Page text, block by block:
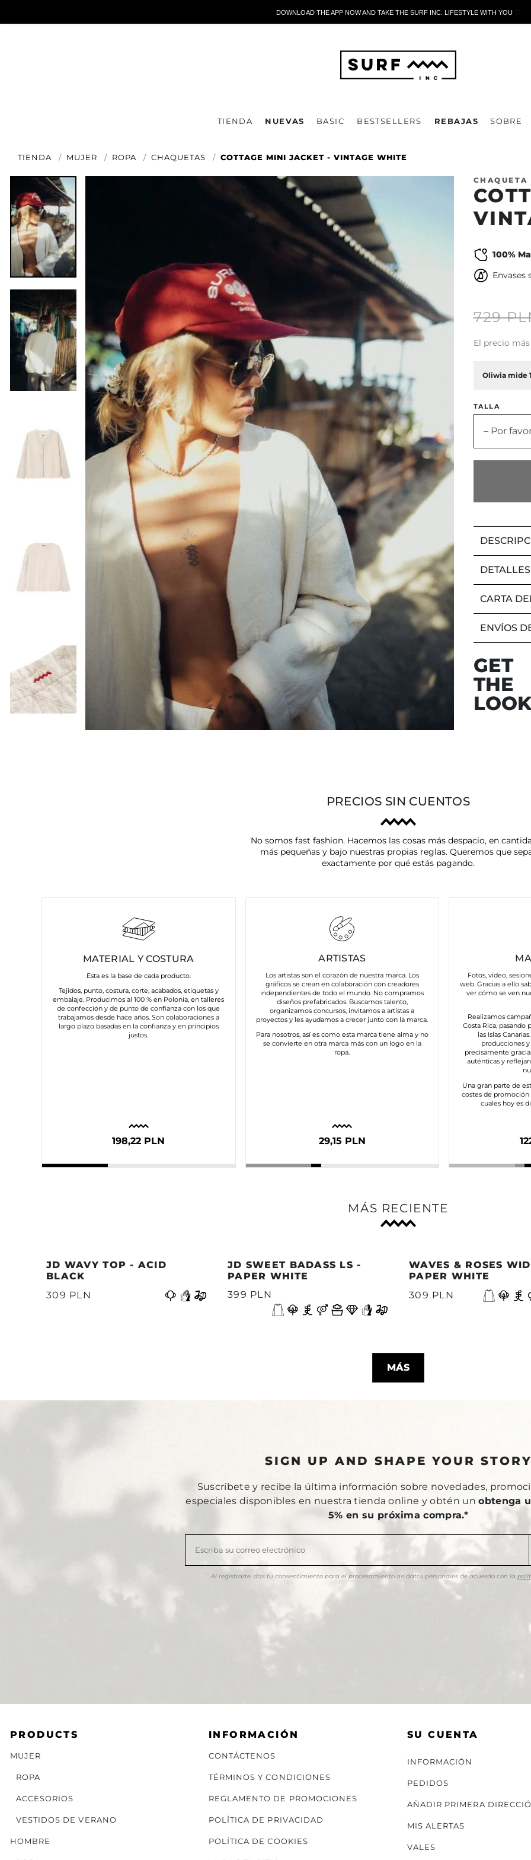
DOWNLOAD THE APP NOW AND TAKE THE SURF INC. LIFESTYLE WITH YOU🤍
TIENDA NUEVAS BASIC BESTSELLERS REBAJAS SOBRE
TIENDA MUJER ROPA CHAQUETAS COTTAGE MINI JACKET - VINTAGE WHITE
CHAQUETA
100%
Envases
729
El precio
Oliwia mide
TALLA
– Por
DETALLES
CARTA
ENVÍOS
GET
THE
LOOK
PRECIOS SIN CUENTOS
No somos fast fashion. Hacemos las cosas más despacio, en
más pequeñas y bajo nuestras propias reglas. Queremos que
exactamente por qué estás pagando.
MATERIAL Y COSTURA
Esta es la base de cada producto.
Tejidos, punto, costura, corte, acabados, etiquetas y
embalaje. Producimos al 100 % en Polonia, en talleres
de confección y de punto de confianza con los que
trabajamos desde hace años. Son colaboraciones a
largo plazo basadas en la confianza y en principios
justos.
198,22 PLN
ARTISTAS
Los artistas son el corazón de nuestra marca. Los
gráficos se crean en colaboración con creadores
independientes de todo el mundo. No compramos
diseños prefabricados. Buscamos talento,
organizamos concursos, invitamos a artistas a
proyectos y les ayudamos a crecer junto con la marca.
Para nosotros, así es como esta marca tiene alma y no
se convierte en otra marca más con un logo en la
ropa.
29,15 PLN
Fotos, vídeo,
web. Gracias a ello
ver cómo se ven
Realizamos
Costa Rica, pasando
las Islas
producciones
precisamente
auténticas y
Una gran parte de
costes de promoción
cuales hoy es
MÁS RECIENTE
JD WAVY TOP - ACID
BLACK
309 PLN
JD SWEET BADASS LS -
PAPER WHITE
399 PLN
WAVES & ROSES
PAPER WHITE
309 PLN
MÁS
SIGN UP AND SHAPE YOUR STORY
Suscríbete y recibe la última información sobre novedades,
especiales disponibles en nuestra tienda online y obtén unobtenga
5% en su próxima compra.*
Al registrarte, das tu consentimiento para el procesamiento de datos personales de acuerdo con la
PRODUCTS
MUJER
ROPA
ACCESORIOS
VESTIDOS DE VERANO
HOMBRE
INFORMACIÓN
CONTÁCTENOS
TÉRMINOS Y CONDICIONES
REGLAMENTO DE PROMOCIONES
POLÍTICA DE PRIVACIDAD
POLÍTICA DE COOKIES
SU CUENTA
INFORMACIÓN
PEDIDOS
AÑADIR PRIMERA
MIS ALERTAS
VALES